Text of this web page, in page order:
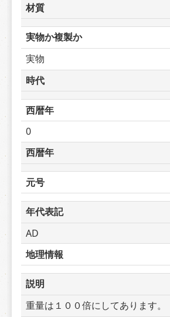
材質
実物か複製か
実物
時代
西暦年
0
西暦年
元号
年代表記
AD
地理情報
説明
重量は１００倍にしてあります。